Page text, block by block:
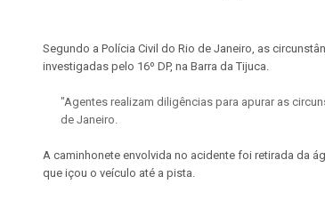
Segundo a Polícia Civil do Rio de Janeiro, as
investigadas pelo 16º DP, na Barra da Tijuca.
"Agentes realizam diligências para apurar as
de Janeiro.
A caminhonete envolvida no acidente foi retirada da
que içou o veículo até a pista.